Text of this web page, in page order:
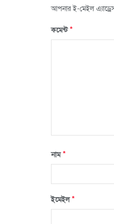
আপনার ই-মেইল
কমেন্ট*
নাম*
ইমেইল*